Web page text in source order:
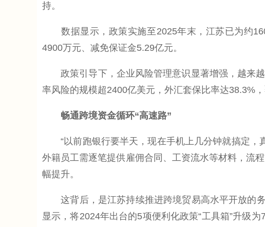
持。
数据显示，政策实施至2025年末，江苏已为约
4900万元、减免保证金5.29亿元。
政策引导下，企业风险管理意识显著增强，越来越
率风险的规模超2400亿美元，外汇套保比率达38.3%
畅通跨境资金循环“高速路”
“以前跑银行要半天，现在手机上几分钟就搞定，真
外籍员工需逐笔提供雇佣合同、工资流水等材料，流
幅提升。
这背后，是江苏持续推进跨境贸易高水平开放的务
显示，将2024年出台的5项便利化政策“工具箱”升级